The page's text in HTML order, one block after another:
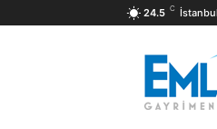
24.5 C İstanbul